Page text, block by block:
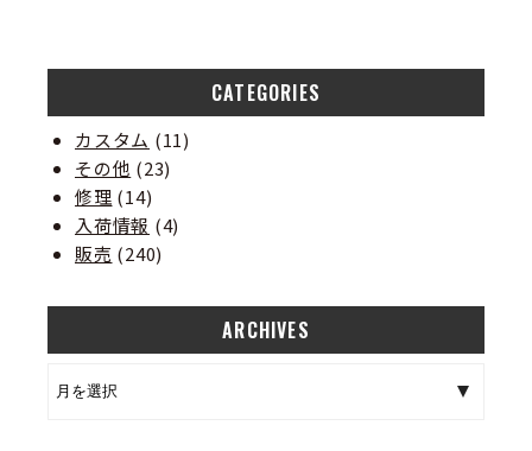
CATEGORIES
カスタム (11)
その他 (23)
修理 (14)
入荷情報 (4)
販売 (240)
ARCHIVES